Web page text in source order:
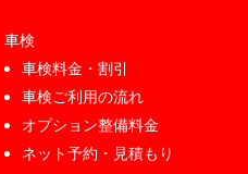
車検
車検料金・割引
車検ご利用の流れ
オプション整備料金
ネット予約・見積もり